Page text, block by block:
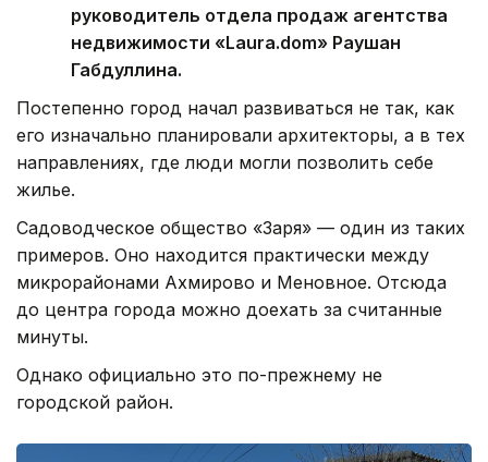
руководитель отдела продаж агентства
недвижимости «Laura.dom» Раушан
Габдуллина.
Постепенно город начал развиваться не так, как
его изначально планировали архитекторы, а в тех
направлениях, где люди могли позволить себе
жилье.
Садоводческое общество «Заря» — один из таких
примеров. Оно находится практически между
микрорайонами Ахмирово и Меновное. Отсюда
до центра города можно доехать за считанные
минуты.
Однако официально это по-прежнему не
городской район.